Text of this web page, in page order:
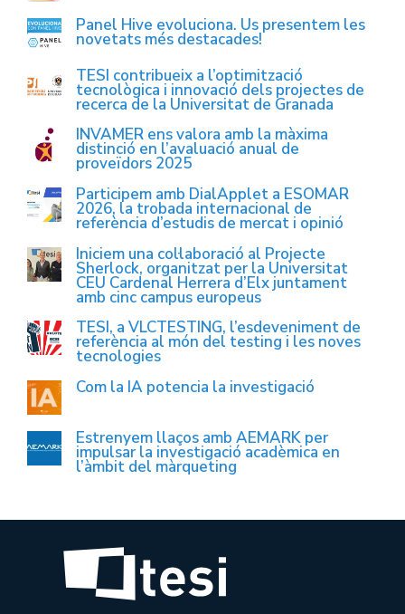
Panel Hive evoluciona. Us presentem les
novetats més destacades!
TESI contribueix a l’optimització
tecnològica i innovació dels projectes de
recerca de la Universitat de Granada
INVAMER ens valora amb la màxima
distinció en l’avaluació anual de
proveïdors 2025
Participem amb DialApplet a ESOMAR
2026, la trobada internacional de
referència d’estudis de mercat i opinió
Iniciem una col·laboració al Projecte
Sherlock, organitzat per la Universitat
CEU Cardenal Herrera d’Elx juntament
amb cinc campus europeus
TESI, a VLCTESTING, l’esdeveniment de
referència al món del testing i les noves
tecnologies
Com la IA potencia la investigació
Estrenyem llaços amb AEMARK per
impulsar la investigació acadèmica en
l’àmbit del màrqueting